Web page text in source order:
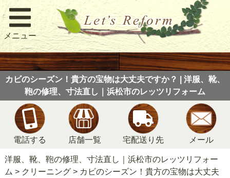
メニュー
カビのシーズン！貴方の宝物は大丈夫ですか？ | 洋服、靴、
鞄の修理、寸法直し｜浜松市のレッツリフォーム
電話する 店舗一覧 宅配送り先 メール
洋服、靴、鞄の修理、寸法直し｜浜松市のレッツリフォー
ム > クリーニング> カビのシーズン！貴方の宝物は大丈夫